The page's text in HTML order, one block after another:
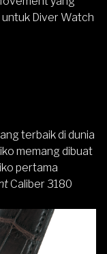
Diver Watch
terbaik di dunia
memang dibuat
pertama
Caliber 3180